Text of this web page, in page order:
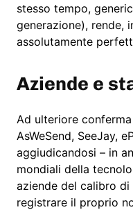
stesso tempo,
generazione), rende,
assolutamente
Aziende e
Ad ulteriore
AsWeSend, SeeJay,
aggiudicandosi – in
mondiali della
aziende del calibro
registrare il proprio